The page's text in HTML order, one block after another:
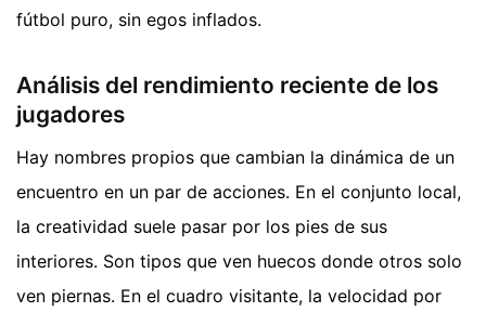
fútbol puro, sin egos inflados.
Análisis del rendimiento reciente de los
jugadores
Hay nombres propios que cambian la dinámica de un
encuentro en un par de acciones. En el conjunto local,
la creatividad suele pasar por los pies de sus
interiores. Son tipos que ven huecos donde otros solo
ven piernas. En el cuadro visitante, la velocidad por